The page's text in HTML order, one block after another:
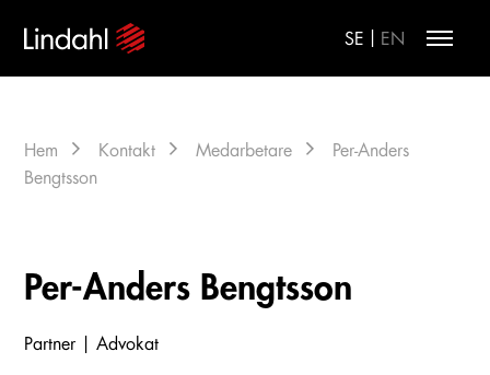
SE EN
Hem Kontakt Medarbetare
Per-Anders
Bengtsson
Per-Anders Bengtsson
Partner | Advokat